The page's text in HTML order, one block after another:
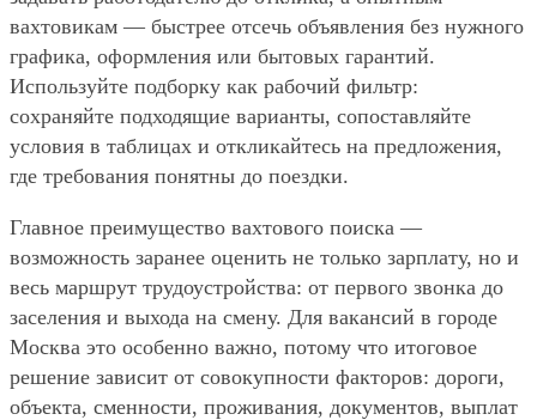
вахтовикам — быстрее отсечь объявления без нужного
графика, оформления или бытовых гарантий.
Используйте подборку как рабочий фильтр:
сохраняйте подходящие варианты, сопоставляйте
условия в таблицах и откликайтесь на предложения,
где требования понятны до поездки.
Главное преимущество вахтового поиска —
возможность заранее оценить не только зарплату, но и
весь маршрут трудоустройства: от первого звонка до
заселения и выхода на смену. Для вакансий в городе
Москва это особенно важно, потому что итоговое
решение зависит от совокупности факторов: дороги,
объекта, сменности, проживания, документов, выплат